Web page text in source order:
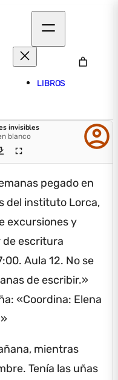
LIBROS
invisibles
blanco
fullscreen
pegado en
del instituto Lorca,
excursiones y
de escritura
Aula 12. No se
de escribir.»
«Coordina: Elena
mientras
Tenía las uñas
account_circle